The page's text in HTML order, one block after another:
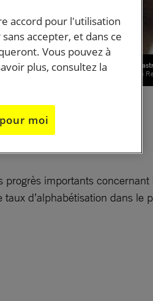
Fidel
© Jorge
de l’accès
ternies par la
marqué son
importants
d’alphabétisation dans le
accord pour l'utilisation
accepter, et dans ce
Vous pouvez à
plus, consultez la
moi